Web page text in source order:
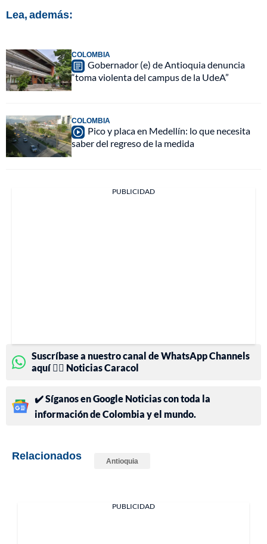
Lea, además:
COLOMBIA
Gobernador (e) de Antioquia denuncia
“toma violenta del campus de la UdeA”
COLOMBIA
Pico y placa en Medellín: lo que necesita
saber del regreso de la medida
PUBLICIDAD
Suscríbase a nuestro canal de WhatsApp Channels
aquí 👉🏻 Noticias Caracol
✔️ Síganos en Google Noticias con toda la
información de Colombia y el mundo.
Relacionados Antioquia
PUBLICIDAD